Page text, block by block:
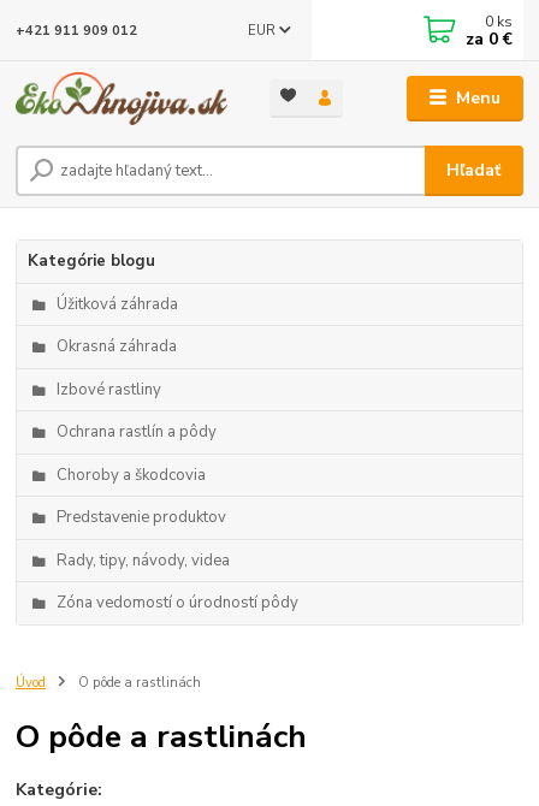
Menu
EUR
Hľadať
+421 911 909 012 0 ks
za 0 €
Kategórie blogu
Úžitková záhrada
Okrasná záhrada
Izbové rastliny
Ochrana rastlín a pôdy
Choroby a škodcovia
Predstavenie produktov
Rady, tipy, návody, videa
Zóna vedomostí o úrodností pôdy
Úvod O pôde a rastlinách
O pôde a rastlinách
Kategórie: